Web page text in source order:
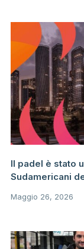
Il padel è stato
Sudamericani
Maggio 26, 2026